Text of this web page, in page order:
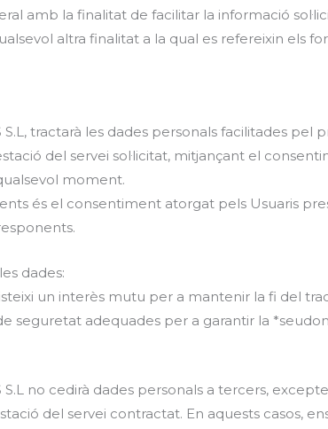
amb la finalitat de facilitar la informació
altra finalitat a la qual es refereixin els
S.L, tractarà les dades personals facilitades pel
del servei sol·licitat, mitjançant el
moment.
és el consentiment atorgat pels Usuaris
dades:
un interès mutu per a mantenir la fi del
seguretat adequades per a garantir la
S.L no cedirà dades personals a tercers,
del servei contractat. En aquests casos,